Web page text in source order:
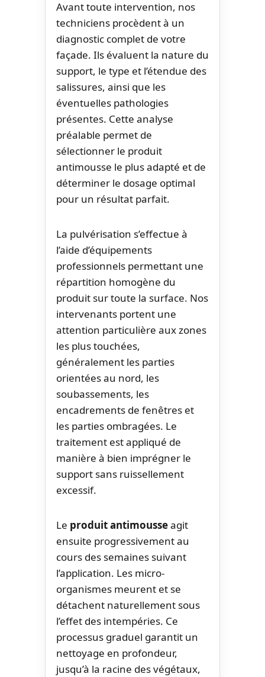
Avant toute intervention, nos
techniciens procèdent à un
diagnostic complet de votre
façade. Ils évaluent la nature du
support, le type et l’étendue des
salissures, ainsi que les
éventuelles pathologies
présentes. Cette analyse
préalable permet de
sélectionner le produit
antimousse le plus adapté et de
déterminer le dosage optimal
pour un résultat parfait.
La pulvérisation s’effectue à
l’aide d’équipements
professionnels permettant une
répartition homogène du
produit sur toute la surface. Nos
intervenants portent une
attention particulière aux zones
les plus touchées,
généralement les parties
orientées au nord, les
soubassements, les
encadrements de fenêtres et
les parties ombragées. Le
traitement est appliqué de
manière à bien imprégner le
support sans ruissellement
excessif.
Le produit antimousseagit
ensuite progressivement au
cours des semaines suivant
l’application. Les micro-
organismes meurent et se
détachent naturellement sous
l’effet des intempéries. Ce
processus graduel garantit un
nettoyage en profondeur,
jusqu’à la racine des végétaux,